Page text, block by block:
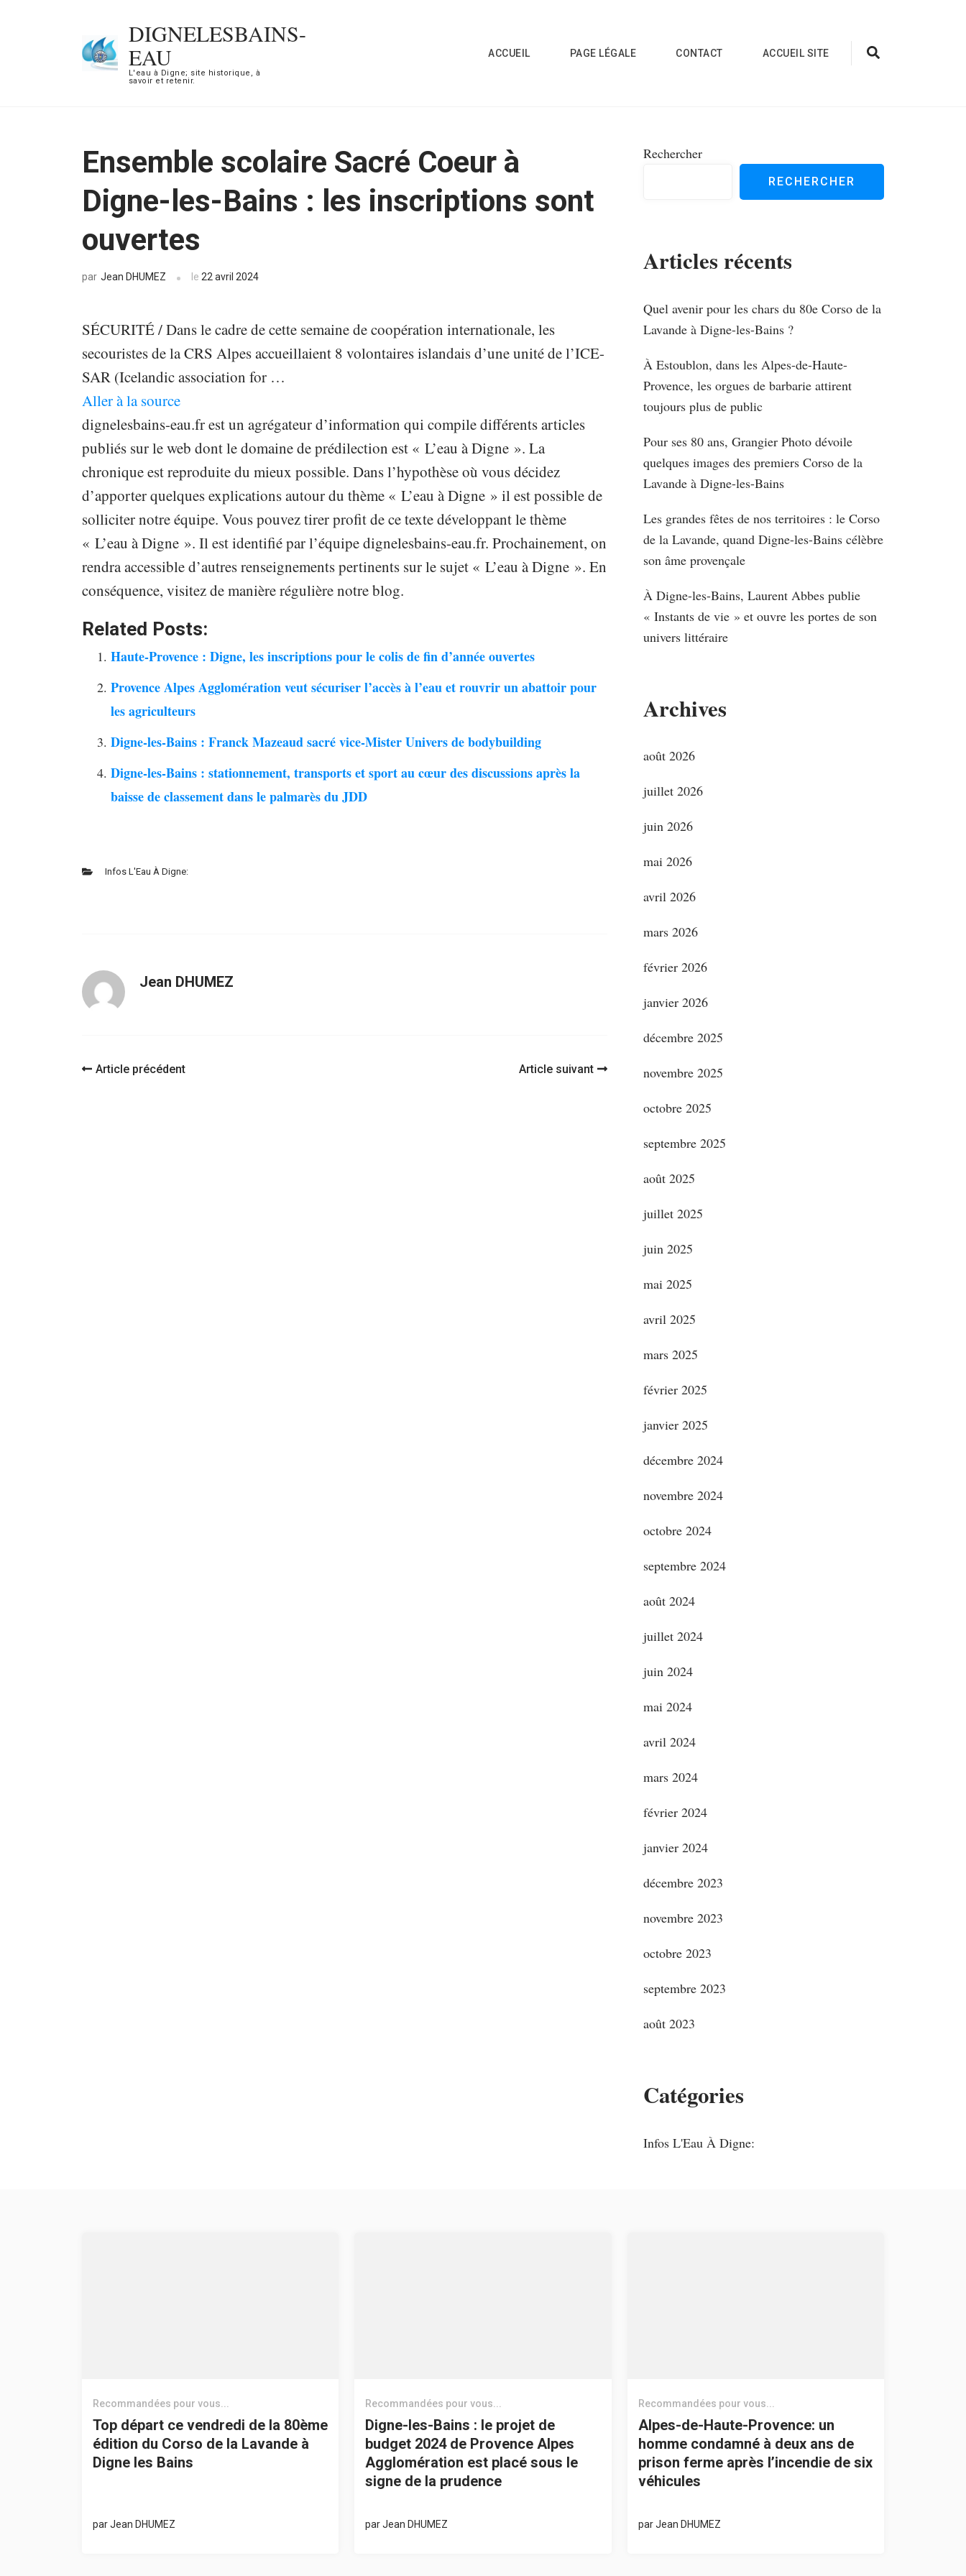
DIGNELESBAINS-
EAU
L'eau à Digne; site historique, à
savoir et retenir.
ACCUEIL PAGE LÉGALE CONTACT ACCUEIL SITE
Ensemble scolaire Sacré Coeur à
Digne-les-Bains : les inscriptions sont
ouvertes
par Jean DHUMEZ le 22 avril 2024
SÉCURITÉ / Dans le cadre de cette semaine de coopération internationale, les
secouristes de la CRS Alpes accueillaient 8 volontaires islandais d’une unité de l’ICE-
SAR (Icelandic association for …
Aller à la source
dignelesbains-eau.fr est un agrégateur d’information qui compile différents articles
publiés sur le web dont le domaine de prédilection est « L’eau à Digne ». La
chronique est reproduite du mieux possible. Dans l’hypothèse où vous décidez
d’apporter quelques explications autour du thème « L’eau à Digne » il est possible de
solliciter notre équipe. Vous pouvez tirer profit de ce texte développant le thème
« L’eau à Digne ». Il est identifié par l’équipe dignelesbains-eau.fr. Prochainement, on
rendra accessible d’autres renseignements pertinents sur le sujet « L’eau à Digne ». En
conséquence, visitez de manière régulière notre blog.
Related Posts:
Haute-Provence : Digne, les inscriptions pour le colis de fin d’année ouvertes
Provence Alpes Agglomération veut sécuriser l’accès à l’eau et rouvrir un abattoir pour
les agriculteurs
Digne-les-Bains : Franck Mazeaud sacré vice-Mister Univers de bodybuilding
Digne-les-Bains : stationnement, transports et sport au cœur des discussions après la
baisse de classement dans le palmarès du JDD
Infos L'Eau À Digne:
Jean DHUMEZ
Navigation
Article précédent Article suivant
Rechercher
RECHERCHER
Articles récents
Quel avenir pour les chars du 80e Corso de la
Lavande à Digne-les-Bains ?
À Estoublon, dans les Alpes-de-Haute-
Provence, les orgues de barbarie attirent
toujours plus de public
Pour ses 80 ans, Grangier Photo dévoile
quelques images des premiers Corso de la
Lavande à Digne-les-Bains
Les grandes fêtes de nos territoires : le Corso
de la Lavande, quand Digne-les-Bains célèbre
son âme provençale
À Digne-les-Bains, Laurent Abbes publie
« Instants de vie » et ouvre les portes de son
univers littéraire
Archives
août 2026
juillet 2026
juin 2026
mai 2026
avril 2026
mars 2026
février 2026
janvier 2026
décembre 2025
novembre 2025
octobre 2025
septembre 2025
août 2025
juillet 2025
juin 2025
mai 2025
avril 2025
mars 2025
février 2025
janvier 2025
décembre 2024
novembre 2024
octobre 2024
septembre 2024
août 2024
juillet 2024
juin 2024
mai 2024
avril 2024
mars 2024
février 2024
janvier 2024
décembre 2023
novembre 2023
octobre 2023
septembre 2023
août 2023
Catégories
Infos L'Eau À Digne:
Recommandées pour vous...
Top départ ce vendredi de la 80ème
édition du Corso de la Lavande à
Digne les Bains
parJean DHUMEZ
Recommandées pour vous...
Digne-les-Bains : le projet de
budget 2024 de Provence Alpes
Agglomération est placé sous le
signe de la prudence
parJean DHUMEZ
Recommandées pour vous...
Alpes-de-Haute-Provence: un
homme condamné à deux ans de
prison ferme après l’incendie de six
véhicules
parJean DHUMEZ